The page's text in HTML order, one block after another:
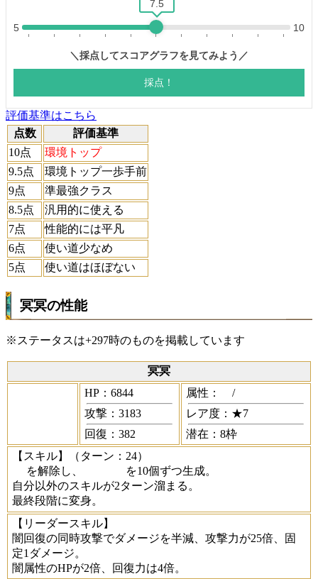
評価基準はこちら
点数
評価基準
10点
環境トップ
9.5点
環境トップ一歩手前
9点
準最強クラス
8.5点
汎用的に使える
7点
性能的には平凡
6点
使い道少なめ
5点
使い道はほぼない
冥冥の性能
※ステータスは+297時のものを掲載しています
冥冥
HP：6844
攻撃：3183
回復：382
属性：
/
レア度：★7
潜在：8枠
【スキル】
（ターン：24）
を解除し、
を10個ずつ生成。
自分以外のスキルが2ターン溜まる。
最終段階に変身。
【リーダースキル】
闇回復の同時攻撃でダメージを半減、攻撃力が25倍、固
定1ダメージ。
闇属性のHPが2倍、回復力は4倍。